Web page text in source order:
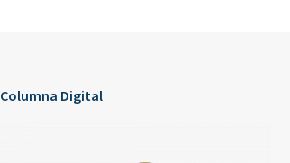
Columna Digital